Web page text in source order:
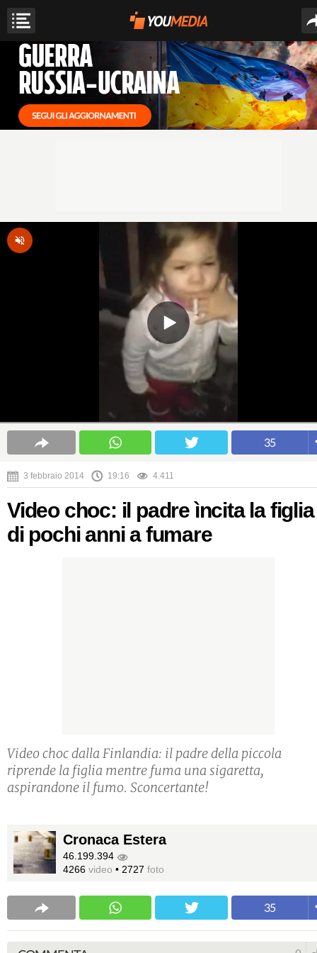
35
3 febbraio 2014 19:16 4.411
Video choc: il padre ìncita la figlia
di pochi anni a fumare
Video choc dalla Finlandia: il padre della piccola
riprende la figlia mentre fuma una sigaretta,
aspirandone il fumo. Sconcertante!
Cronaca Estera
46.199.394
4266 video • 2727 foto
35